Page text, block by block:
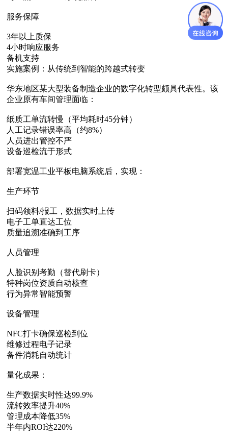
服务保障‌
3年以上质保
4小时响应服务
备机支持
实施案例：从传统到智能的跨越式转变
华东地区某大型装备制造企业的数字化转型颇具代表性。该
企业原有车间管理面临：
纸质工单流转慢（平均耗时45分钟）
人工记录错误率高（约8%）
人员进出管控不严
设备巡检流于形式
部署宽温工业平板电脑系统后，实现：
生产环节‌
扫码领料/报工，数据实时上传
电子工单直达工位
质量追溯准确到工序
人员管理‌
人脸识别考勤（替代刷卡）
特种岗位资质自动核查
行为异常智能预警
设备管理‌
NFC打卡确保巡检到位
维修过程电子记录
备件消耗自动统计
量化成果：‌
生产数据实时性达99.9%
流转效率提升40%
管理成本降低35%
半年内ROI达220%